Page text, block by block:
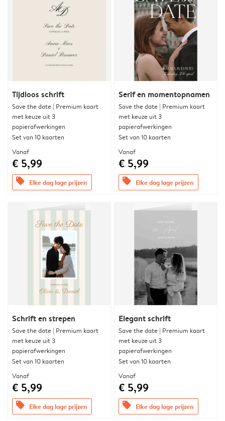
Tijdloos schrift
Save the date | Premium kaart
met keuze uit 3
papierafwerkingen
Set van 10 kaarten
Vanaf
€ 5,99
offers Elke dag lage prijzen
Serif en momentopnamen
Save the date | Premium kaart
met keuze uit 3
papierafwerkingen
Set van 10 kaarten
Vanaf
€ 5,99
offers Elke dag lage prijzen
Schrift en strepen
Save the date | Premium kaart
met keuze uit 3
papierafwerkingen
Set van 10 kaarten
Vanaf
€ 5,99
offers Elke dag lage prijzen
Elegant schrift
Save the date | Premium kaart
met keuze uit 3
papierafwerkingen
Set van 10 kaarten
Vanaf
€ 5,99
offers Elke dag lage prijzen